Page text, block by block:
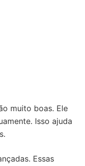
muito boas. Ele
Isso ajuda
Essas